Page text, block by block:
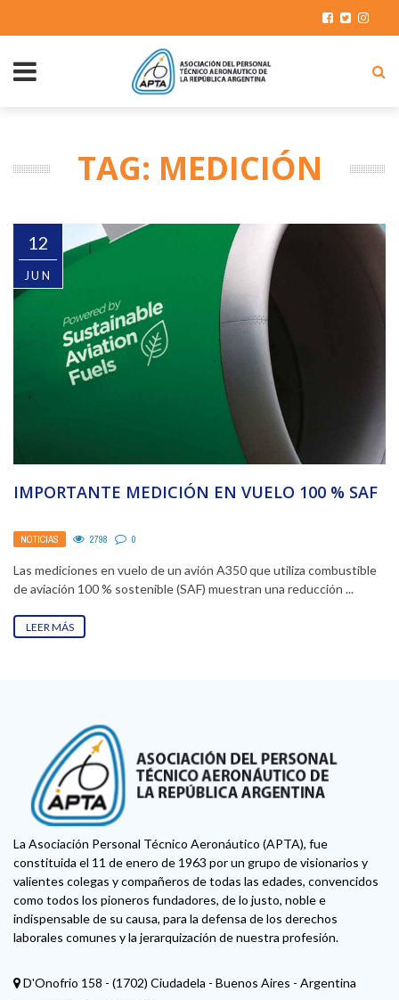
TAG: MEDICIÓN
12
JUN
IMPORTANTE MEDICIÓN EN VUELO 100 % SAF
NOTICIAS 2798 0
Las mediciones en vuelo de un avión A350 que utiliza combustible
de aviación 100 % sostenible (SAF) muestran una reducción ...
LEER MÁS
La Asociación Personal Técnico Aeronáutico (APTA), fue
constituida el 11 de enero de 1963 por un grupo de visionarios y
valientes colegas y compañeros de todas las edades, convencidos
como todos los pioneros fundadores, de lo justo, noble e
indispensable de su causa, para la defensa de los derechos
laborales comunes y la jerarquización de nuestra profesión.
D'Onofrio 158 - (1702) Ciudadela - Buenos Aires - Argentina